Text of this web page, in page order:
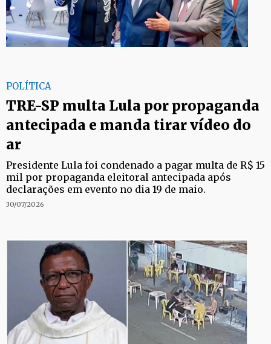
POLÍTICA
TRE-SP multa Lula por propaganda
antecipada e manda tirar vídeo do
ar
Presidente Lula foi condenado a pagar multa de R$ 15
mil por propaganda eleitoral antecipada após
declarações em evento no dia 19 de maio.
30/07/2026